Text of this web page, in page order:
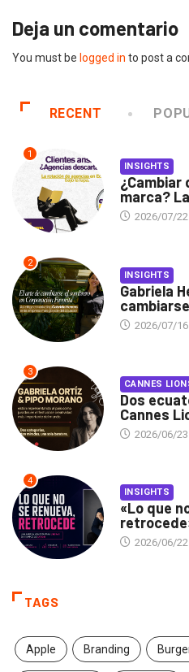
Deja un comentario
You must be logged in to post a
RECENT
1
INSIGHTS
¿Cambiar
marca?
2026/07/22
2
INSIGHTS
Gabriela
2026/07/16
3
CANNES
Dos
Cannes
2026/06/23
4
INSIGHTS
«Lo que
2026/06/22
TAGS
Apple Branding